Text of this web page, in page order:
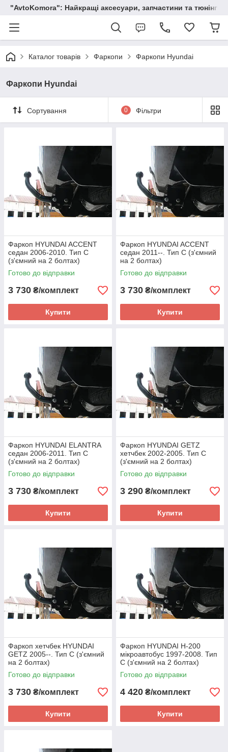
"AvtoKomora": Найкращі аксесуари, запчастини та тюнінг
Каталог товарів Фаркопи Фаркопи Hyundai
Фаркопи Hyundai
Сортування 0 Фільтри
Фаркоп HYUNDAI ACCENT
седан 2006-2010. Тип С
(з'ємний на 2 болтах)
Готово до відправки
3 730 ₴/комплект
Купити
Фаркоп HYUNDAI ACCENT
седан 2011--. Тип С (з'ємний
на 2 болтах)
Готово до відправки
3 730 ₴/комплект
Купити
Фаркоп HYUNDAI ELANTRA
седан 2006-2011. Тип С
(з'ємний на 2 болтах)
Готово до відправки
3 730 ₴/комплект
Купити
Фаркоп HYUNDAI GETZ
хетчбек 2002-2005. Тип С
(з'ємний на 2 болтах)
Готово до відправки
3 290 ₴/комплект
Купити
Фаркоп хетчбек HYUNDAI
GETZ 2005--. Тип С (з'ємний
на 2 болтах)
Готово до відправки
3 730 ₴/комплект
Купити
Фаркоп HYUNDAI H-200
мікроавтобус 1997-2008. Тип
С (з'ємний на 2 болтах)
Готово до відправки
4 420 ₴/комплект
Купити